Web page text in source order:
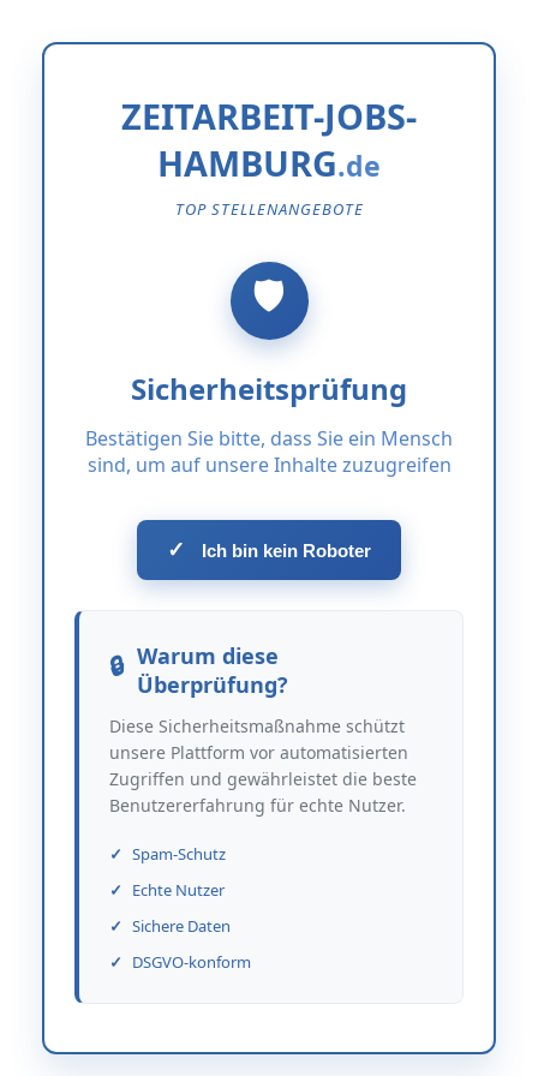
ZEITARBEIT-JOBS-
HAMBURG
TOP STELLENANGEBOTE
Sicherheitsprüfung
Bestätigen Sie bitte, dass Sie ein Mensch
sind, um auf unsere Inhalte zuzugreifen
✓ Ich bin kein Roboter
Warum diese
Überprüfung?
Diese Sicherheitsmaßnahme schützt
unsere Plattform vor automatisierten
Zugriffen und gewährleistet die beste
Benutzererfahrung für echte Nutzer.
Spam-Schutz
Echte Nutzer
Sichere Daten
DSGVO-konform